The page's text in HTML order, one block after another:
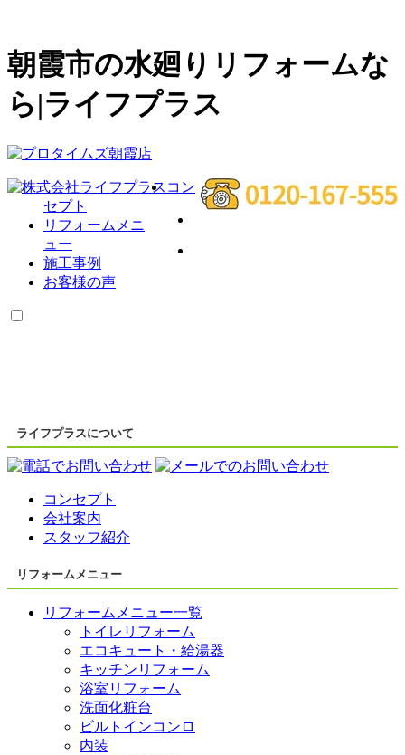
朝霞市の水廻りリフォームな
ら|ライフプラス
コン
セプト
リフォームメニ
ュー
施工事例
お客様の声
ライフプラスについて
コンセプト
会社案内
スタッフ紹介
リフォームメニュー
リフォームメニュー一覧
トイレリフォーム
エコキュート・給湯器
キッチンリフォーム
浴室リフォーム
洗面化粧台
ビルトインコンロ
内装